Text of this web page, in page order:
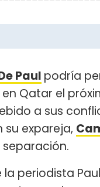
Paul podría
Qatar el
a sus
su expareja,
la periodista